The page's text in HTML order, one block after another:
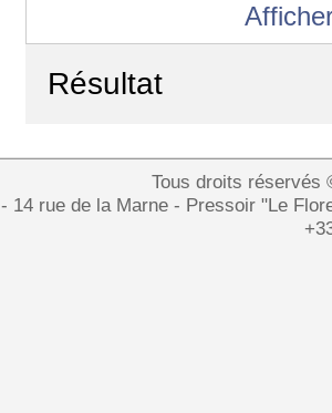
Résultat
Tous droits
- 14 rue de la Marne - Pressoir "Le